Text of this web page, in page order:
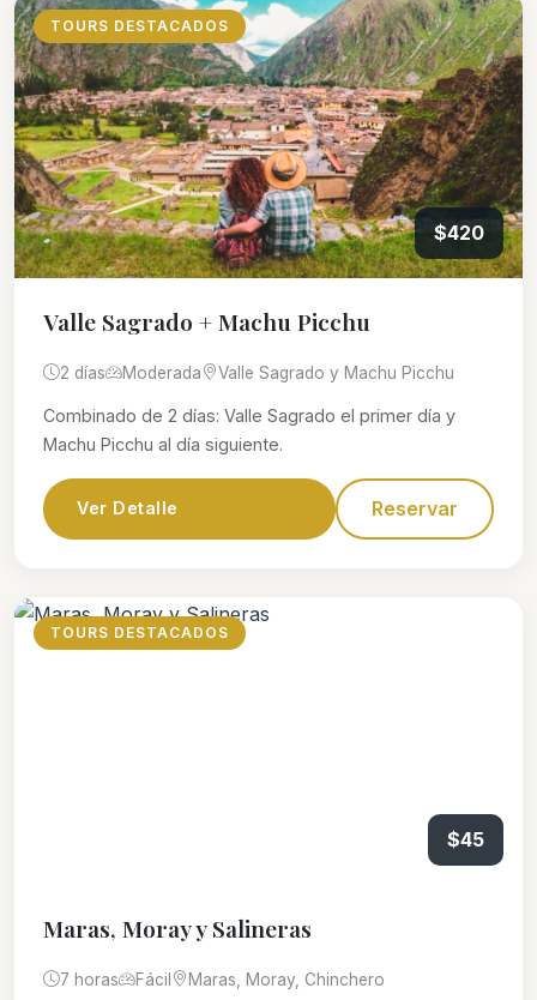
TOURS DESTACADOS
$420
Valle Sagrado + Machu Picchu
2 días Moderada Valle Sagrado y Machu Picchu
Combinado de 2 días: Valle Sagrado el primer día y
Machu Picchu al día siguiente.
Ver Detalle Reservar
TOURS DESTACADOS
$45
Maras, Moray y Salineras
7 horas Fácil Maras, Moray, Chinchero